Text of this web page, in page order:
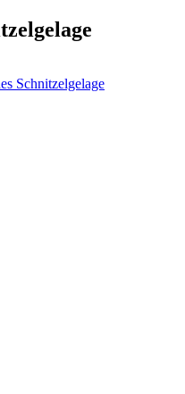
Schnitzelgelage